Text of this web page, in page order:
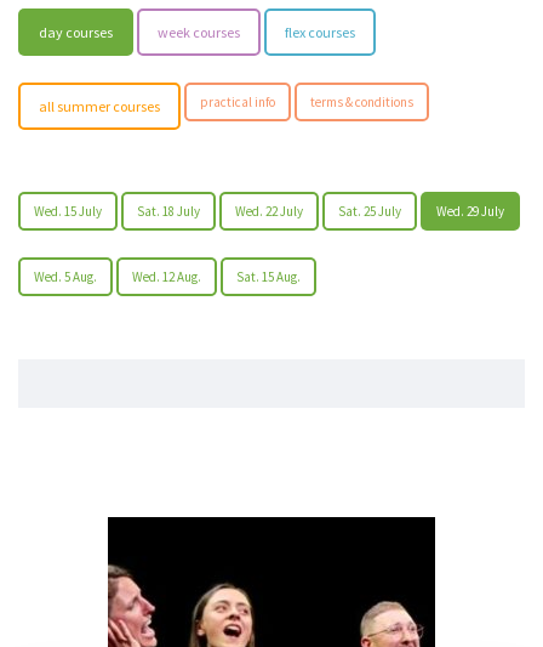
day courses week courses flex courses
all summer courses practical info terms & conditions
Wed. 15 July Sat. 18 July Wed. 22 July Sat. 25 July Wed. 29 July
Wed. 5 Aug. Wed. 12 Aug. Sat. 15 Aug.